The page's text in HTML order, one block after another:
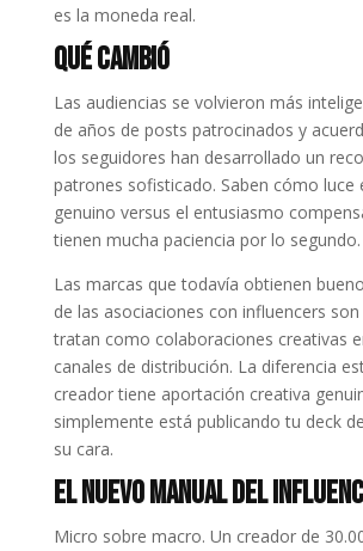
es la moneda real.
Qué Cambió
Las audiencias se volvieron más
de años de posts patrocinados y
los seguidores han desarrollado un
patrones sofisticado. Saben cómo luce
genuino versus el entusiasmo
tienen mucha paciencia por lo segundo.
Las marcas que todavía obtienen
de las asociaciones con influencers son
tratan como colaboraciones creativas
canales de distribución. La diferencia
creador tiene aportación creativa
simplemente está publicando tu deck
su cara.
El Nuevo Manual del
Micro sobre macro. Un creador de